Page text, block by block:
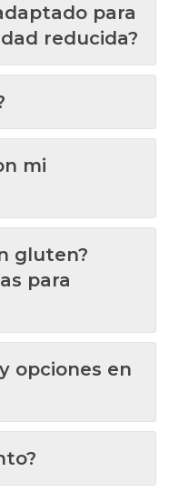
para
reducida?
mi
gluten?
para
opciones en